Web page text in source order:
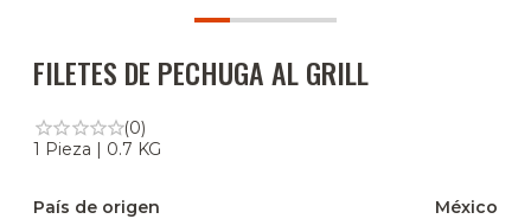
FILETES DE PECHUGA AL GRILL
(0)
1 Pieza | 0.7 KG
País de origen México